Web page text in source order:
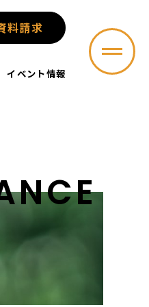
料請求
イベント情報